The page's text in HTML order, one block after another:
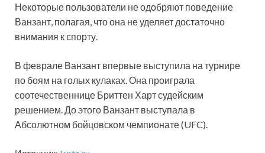
Некоторые пользователи не одобряют поведение
Ванзант, полагая, что она не уделяет достаточно
внимания к спорту.
В феврале Ванзант впервые выступила на турнире
по боям на голых кулаках. Она проиграла
соотечественнице Бриттен Харт судейским
решением. До этого Ванзант выступала в
Абсолютном бойцовском чемпионате (UFC).